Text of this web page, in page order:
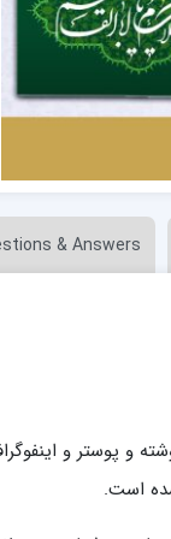
عسکری علیه السلام
اهل بیت
علمیه محمودیه/ کرمان
& Answers
و پوستر و
است.